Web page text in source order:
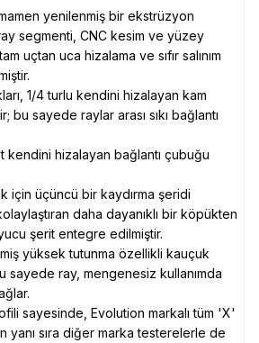
yenilenmiş bir ekstrüzyon
segmenti, CNC kesim ve yüzey
uçtan uca hizalama ve sıfır salınım
1/4 turlu kendini hizalayan kam
bu sayede raylar arası sıkı bağlantı
hizalayan bağlantı çubuğu
için üçüncü bir kaydırma şeridi
daha dayanıklı bir köpükten
şerit entegre edilmiştir.
yüksek tutunma özellikli kauçuk
sayede ray, mengenesiz kullanımda
sayesinde, Evolution markalı tüm 'X'
yanı sıra diğer marka testerelerle de